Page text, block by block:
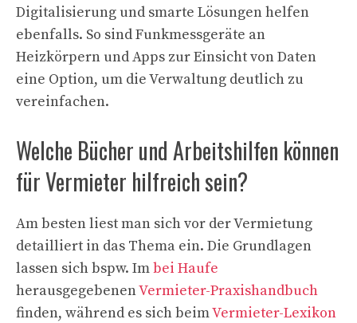
Digitalisierung und smarte Lösungen helfen
ebenfalls. So sind Funkmessgeräte an
Heizkörpern und Apps zur Einsicht von Daten
eine Option, um die Verwaltung deutlich zu
vereinfachen.
Welche Bücher und Arbeitshilfen können
für Vermieter hilfreich sein?
Am besten liest man sich vor der Vermietung
detailliert in das Thema ein. Die Grundlagen
lassen sich bspw. Imbei Haufe
herausgegebenenVermieter-Praxishandbuch
finden, während es sich beimVermieter-Lexikon